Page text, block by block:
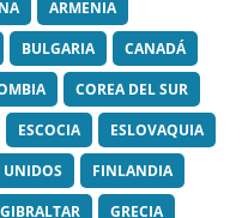
ARMENIA
BULGARIA
CANADÁ
COREA DEL SUR
ESCOCIA
ESLOVAQUIA
UNIDOS
FINLANDIA
GIBRALTAR
GRECIA